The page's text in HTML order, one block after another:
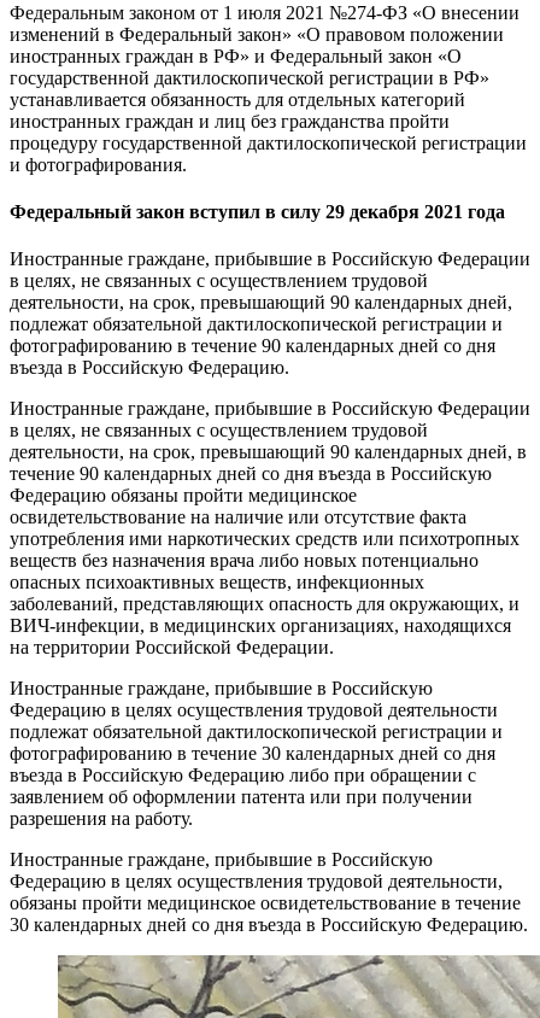
Федеральным законом от 1 июля 2021 №274-ФЗ «О внесении
изменений в Федеральный закон» «О правовом положении
иностранных граждан в РФ» и Федеральный закон «О
государственной дактилоскопической регистрации в РФ»
устанавливается обязанность для отдельных категорий
иностранных граждан и лиц без гражданства пройти
процедуру государственной дактилоскопической регистрации
и фотографирования.
Федеральный закон вступил в силу 29 декабря 2021 года
Иностранные граждане, прибывшие в Российскую Федерации
в целях, не связанных с осуществлением трудовой
деятельности, на срок, превышающий 90 календарных дней,
подлежат обязательной дактилоскопической регистрации и
фотографированию в течение 90 календарных дней со дня
въезда в Российскую Федерацию.
Иностранные граждане, прибывшие в Российскую Федерации
в целях, не связанных с осуществлением трудовой
деятельности, на срок, превышающий 90 календарных дней, в
течение 90 календарных дней со дня въезда в Российскую
Федерацию обязаны пройти медицинское
освидетельствование на наличие или отсутствие факта
употребления ими наркотических средств или психотропных
веществ без назначения врача либо новых потенциально
опасных психоактивных веществ, инфекционных
заболеваний, представляющих опасность для окружающих, и
ВИЧ-инфекции, в медицинских организациях, находящихся
на территории Российской Федерации.
Иностранные граждане, прибывшие в Российскую
Федерацию в целях осуществления трудовой деятельности
подлежат обязательной дактилоскопической регистрации и
фотографированию в течение 30 календарных дней со дня
въезда в Российскую Федерацию либо при обращении с
заявлением об оформлении патента или при получении
разрешения на работу.
Иностранные граждане, прибывшие в Российскую
Федерацию в целях осуществления трудовой деятельности,
обязаны пройти медицинское освидетельствование в течение
30 календарных дней со дня въезда в Российскую Федерацию.